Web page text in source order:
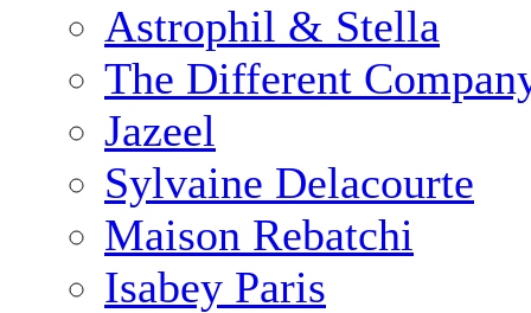
Astrophil & Stella
The Different
Jazeel
Sylvaine Delacourte
Maison Rebatchi
Isabey Paris